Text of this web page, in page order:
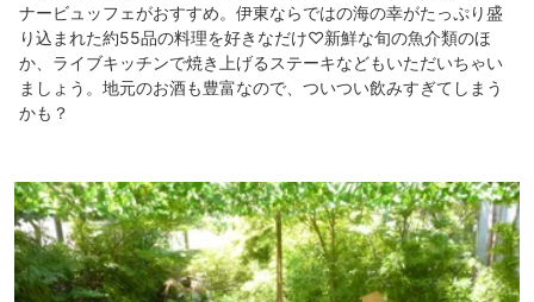
ナービュッフェがおすすめ。伊東ならではの海の幸がたっぷり盛
り込まれた約55品の料理を好きなだけ♡新鮮な旬の魚介類のほ
か、ライブキッチンで焼き上げるステーキなどもいただいちゃい
ましょう。地元のお酒も豊富なので、ついつい飲みすぎてしまう
かも？